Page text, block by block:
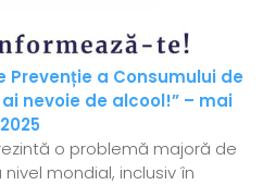
a Consumului de
nevoie de alcool!” – mai
2025
o problemă majoră de
mondial, inclusiv în